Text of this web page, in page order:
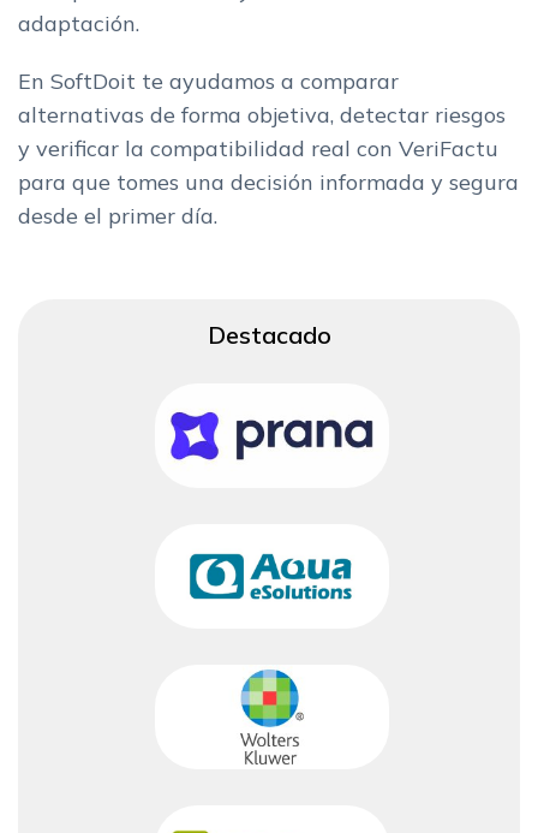
adaptación.
En SoftDoit te ayudamos a comparar
alternativas de forma objetiva, detectar riesgos
y verificar la compatibilidad real con VeriFactu
para que tomes una decisión informada y segura
desde el primer día.
Destacado